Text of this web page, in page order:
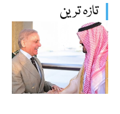
تازہ ترین